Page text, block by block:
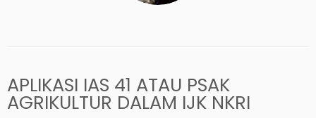
APLIKASI IAS 41 ATAU PSAK
AGRIKULTUR DALAM IJK NKRI